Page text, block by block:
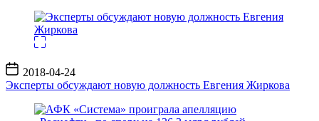
Дата
записи
2018-04-24
Эксперты обсуждают новую должность Евгения Жиркова